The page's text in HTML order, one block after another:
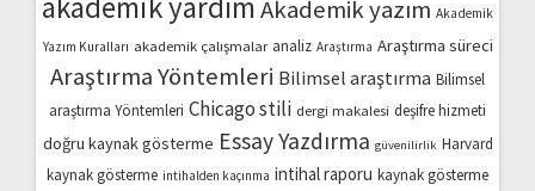
Akademik yazım Akademik
Yazım Kuralları akademik çalışmalar analiz Araştırma Araştırma süreci
Araştırma Yöntemleri Bilimsel araştırma Bilimsel
araştırma Yöntemleri Chicago stili dergi makalesi deşifre hizmeti
doğru kaynak gösterme Essay Yazdırma güvenilirlik Harvard
kaynak gösterme intihalden kaçınma intihal raporu kaynak gösterme